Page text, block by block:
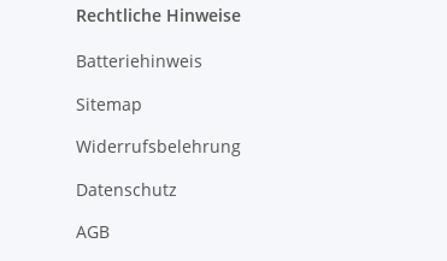
Rechtliche Hinweise
Batteriehinweis
Sitemap
Widerrufsbelehrung
Datenschutz
AGB